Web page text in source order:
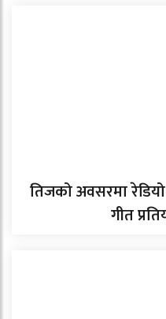
तिजको अवसरमा
गीत